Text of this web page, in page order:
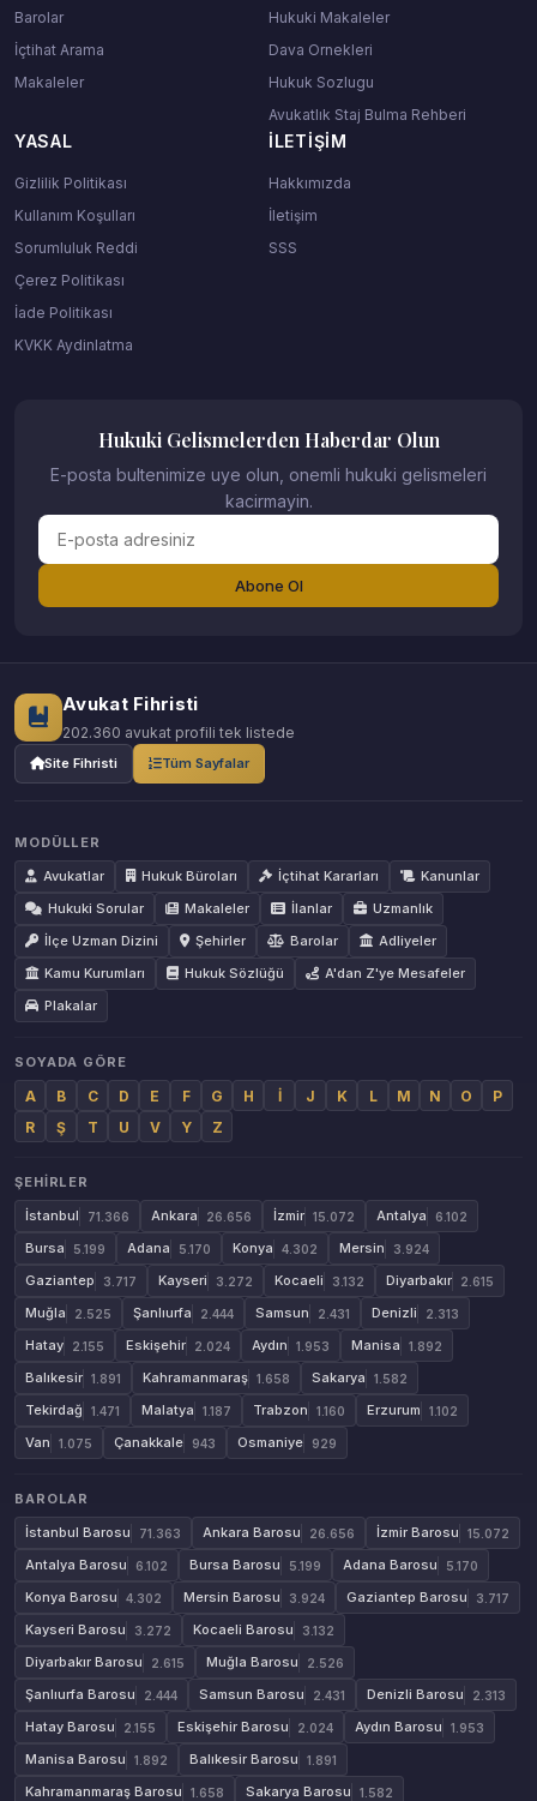
Barolar
İçtihat Arama
Makaleler
Hukuki Makaleler
Dava Ornekleri
Hukuk Sozlugu
Avukatlık Staj Bulma Rehberi
YASAL
Gizlilik Politikası
Kullanım Koşulları
Sorumluluk Reddi
Çerez Politikası
İade Politikası
KVKK Aydinlatma
İLETIŞIM
Hakkımızda
İletişim
SSS
Hukuki Gelismelerden Haberdar Olun
E-posta bultenimize uye olun, onemli hukuki gelismeleri
kacirmayin.
Abone Ol
Avukat Fihristi
202.360 avukat profili tek listede
Site Fihristi Tüm Sayfalar
MODÜLLER
Avukatlar
Hukuk Büroları İçtihat Kararları
Kanunlar
Hukuki Sorular
Makaleler İlanlar
Uzmanlık
İlçe Uzman Dizini
Şehirler Barolar
Adliyeler
Kamu Kurumları
Hukuk Sözlüğü
A'dan Z'ye Mesafeler
Plakalar
SOYADA GÖRE
A B C D E F G H İ J K L M N O
P
R
Ş T U V Y Z
ŞEHIRLER
İstanbul
71.366 Ankara 26.656 İzmir 15.072 Antalya 6.102
Bursa 5.199 Adana 5.170 Konya 4.302 Mersin 3.924
Gaziantep 3.717 Kayseri 3.272 Kocaeli 3.132 Diyarbakır 2.615
Muğla 2.525 Şanlıurfa 2.444 Samsun 2.431 Denizli 2.313
Hatay 2.155 Eskişehir 2.024 Aydın 1.953 Manisa 1.892
Balıkesir 1.891 Kahramanmaraş 1.658 Sakarya 1.582
Tekirdağ 1.471 Malatya 1.187 Trabzon 1.160 Erzurum 1.102
Van 1.075 Çanakkale 943 Osmaniye 929
BAROLAR
İstanbul Barosu
71.363 Ankara Barosu 26.656 İzmir Barosu 15.072
Antalya Barosu 6.102 Bursa Barosu 5.199 Adana Barosu 5.170
Konya Barosu 4.302 Mersin Barosu 3.924 Gaziantep Barosu 3.717
Kayseri Barosu 3.272 Kocaeli Barosu 3.132
Diyarbakır Barosu 2.615 Muğla Barosu 2.526
Şanlıurfa Barosu 2.444 Samsun Barosu 2.431 Denizli Barosu 2.313
Hatay Barosu 2.155 Eskişehir Barosu 2.024 Aydın Barosu 1.953
Manisa Barosu 1.892 Balıkesir Barosu 1.891
Kahramanmaraş Barosu 1.658 Sakarya Barosu 1.582